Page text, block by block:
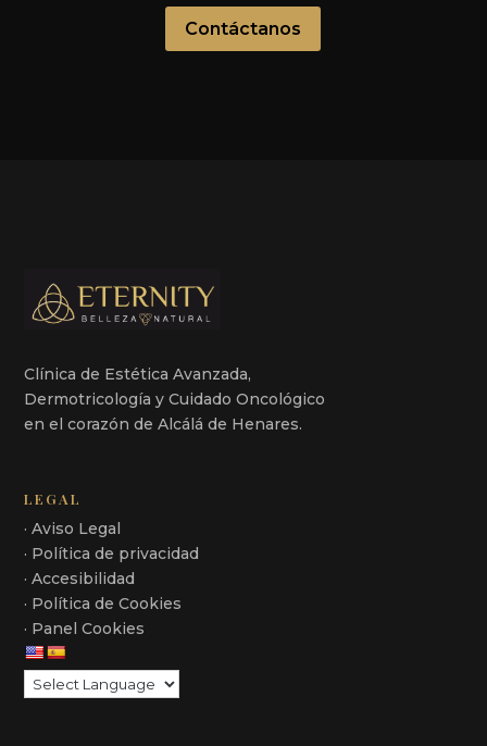
Contáctanos
Clínica de Estética Avanzada,
Dermotricología y Cuidado Oncológico
en el corazón de Alcálá de Henares.
LEGAL
· Aviso Legal
· Política de privacidad
· Accesibilidad
· Política de Cookies
· Panel Cookies